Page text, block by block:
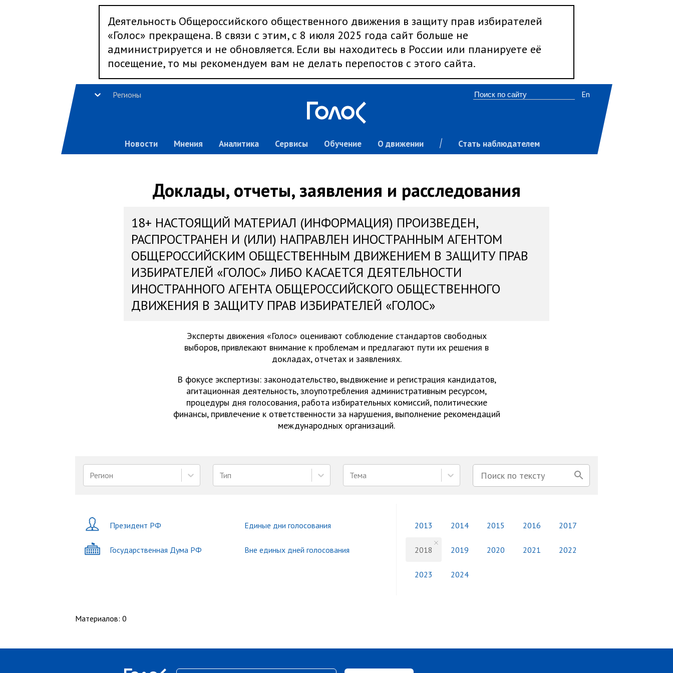
Деятельность Общероссийского общественного движения в защиту прав избирателей
«Голос» прекращена. В связи с этим, с 8 июля 2025 года сайт больше не
администрируется и не обновляется. Если вы находитесь в России или планируете её
посещение, то мы рекомендуем вам не делать перепостов с этого сайта.
Регионы
Новости Мнения Аналитика Сервисы Обучение О движении Стать наблюдателем
En
Доклады, отчеты, заявления и расследования
18+ НАСТОЯЩИЙ МАТЕРИАЛ (ИНФОРМАЦИЯ) ПРОИЗВЕДЕН,
РАСПРОСТРАНЕН И (ИЛИ) НАПРАВЛЕН ИНОСТРАННЫМ АГЕНТОМ
ОБЩЕРОССИЙСКИМ ОБЩЕСТВЕННЫМ ДВИЖЕНИЕМ В ЗАЩИТУ ПРАВ
ИЗБИРАТЕЛЕЙ «ГОЛОС» ЛИБО КАСАЕТСЯ ДЕЯТЕЛЬНОСТИ
ИНОСТРАННОГО АГЕНТА ОБЩЕРОССИЙСКОГО ОБЩЕСТВЕННОГО
ДВИЖЕНИЯ В ЗАЩИТУ ПРАВ ИЗБИРАТЕЛЕЙ «ГОЛОС»
Эксперты движения «Голос» оценивают соблюдение стандартов свободных
выборов, привлекают внимание к проблемам и предлагают пути их решения в
докладах, отчетах и заявлениях.
В фокусе экспертизы: законодательство, выдвижение и регистрация кандидатов,
агитационная деятельность, злоупотребления административным ресурсом,
процедуры дня голосования, работа избирательных комиссий, политические
финансы, привлечение к ответственности за нарушения, выполнение рекомендаций
международных организаций.
Регион Тип Тема
Президент РФ
Государственная Дума РФ
Единые дни голосования
Вне единых дней голосования
2013 2014 2015 2016 2017
2018 2019 2020 2021 2022
2023 2024
Материалов: 0